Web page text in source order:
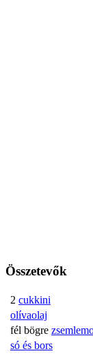
Összetevők
2 cukkini
olívaolaj
fél bögre
só és bors